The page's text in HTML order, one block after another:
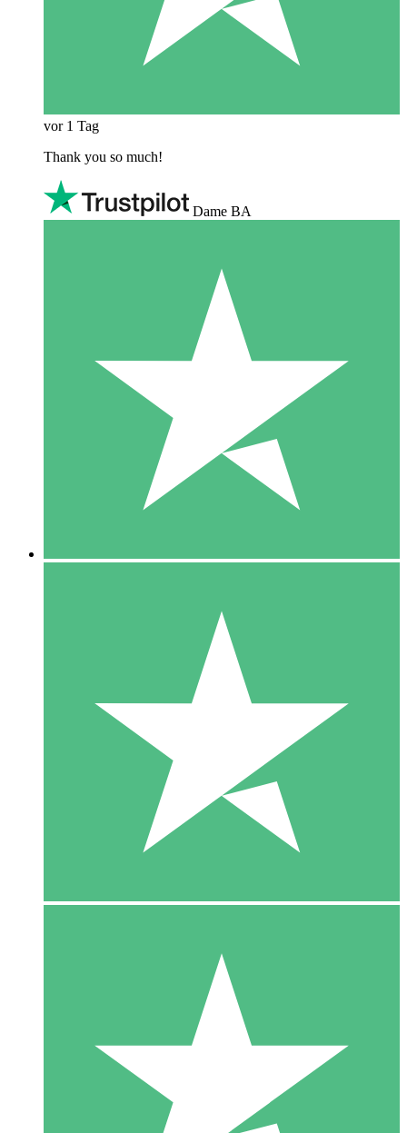
vor 1 Tag
Thank you so much!
Dame BA